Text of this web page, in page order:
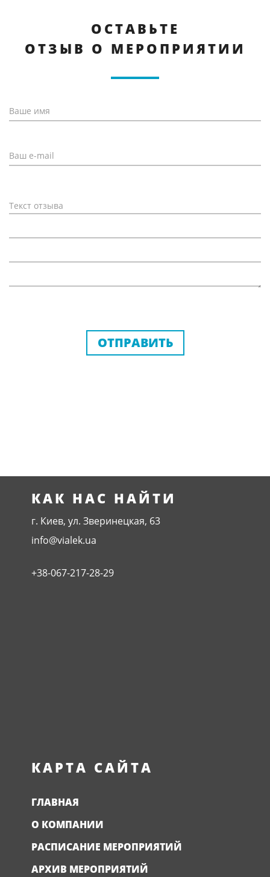
ОСТАВЬТЕ
ОТЗЫВ О МЕРОПРИЯТИИ
ОТПРАВИТЬ
КАК НАС НАЙТИ
г. Киев, ул. Зверинецкая, 63
info@vialek.ua
+38-067-217-28-29
КАРТА САЙТА
ГЛАВНАЯ
О КОМПАНИИ
РАСПИСАНИЕ МЕРОПРИЯТИЙ
АРХИВ МЕРОПРИЯТИЙ